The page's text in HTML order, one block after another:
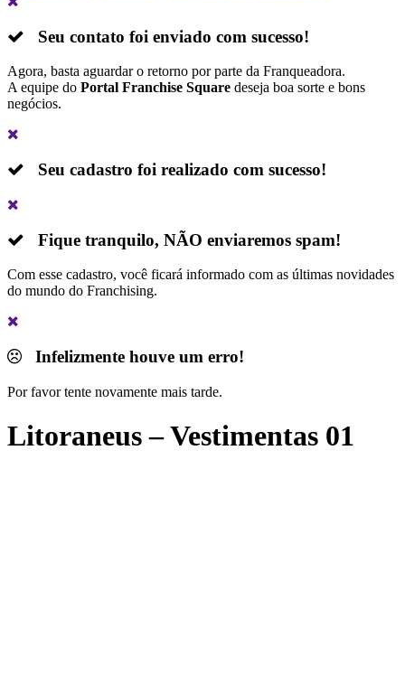
Seu contato foi enviado com sucesso!
Agora, basta aguardar o retorno por parte da Franqueadora.
A equipe do Portal Franchise Square deseja boa sorte e bons
negócios.
Seu cadastro foi realizado com sucesso!
Fique tranquilo, NÃO enviaremos spam!
Com esse cadastro, você ficará informado com as últimas novidades
do mundo do Franchising.
Infelizmente houve um erro!
Por favor tente novamente mais tarde.
Litoraneus – Vestimentas 01